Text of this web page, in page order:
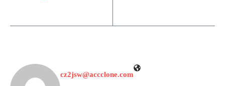
cz2jsw@accclone.com